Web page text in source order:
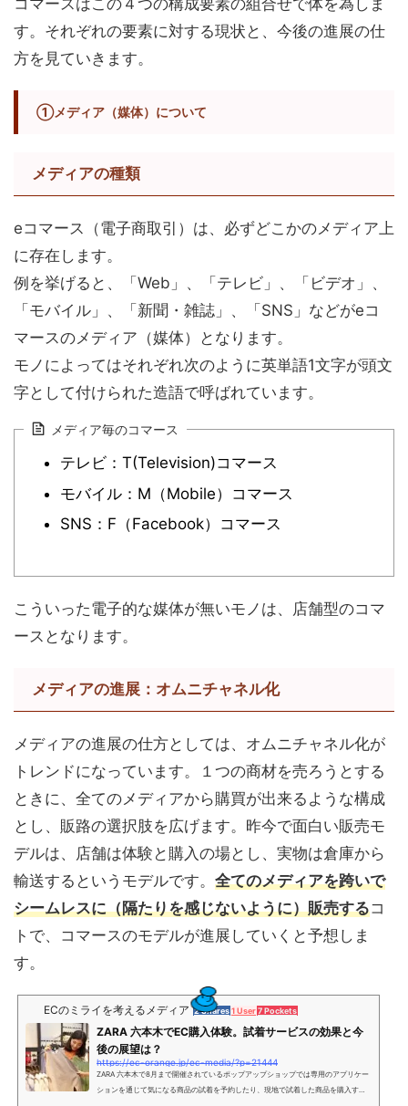
す。それぞれの要素に対する現状と、今後の進展の仕
方を見ていきます。
①メディア（媒体）について
メディアの種類
eコマース（電子商取引）は、必ずどこかのメディア上
に存在します。
例を挙げると、「Web」、「テレビ」、「ビデオ」、
「モバイル」、「新聞・雑誌」、「SNS」などがeコ
マースのメディア（媒体）となります。
モノによってはそれぞれ次のように英単語1文字が頭文
字として付けられた造語で呼ばれています。
メディア毎のコマース
テレビ：T(Television)コマース
モバイル：M（Mobile）コマース
SNS：F（Facebook）コマース
こういった電子的な媒体が無いモノは、店舗型のコマ
ースとなります。
メディアの進展：オムニチャネル化
メディアの進展の仕方としては、オムニチャネル化が
トレンドになっています。１つの商材を売ろうとする
ときに、全てのメディアから購買が出来るような構成
とし、販路の選択肢を広げます。昨今で面白い販売モ
デルは、店舗は体験と購入の場とし、実物は倉庫から
輸送するというモデルです。 全てのメディアを跨いで
シームレスに（隔たりを感じないように）販売するコ
トで、コマースのモデルが進展していくと予想しま
す。
ECのミライを考えるメディア 2 Shares1 User7 Pockets
ZARA 六本木でEC購入体験。試着サービスの効果と今
後の展望は？
https://ec-orange.jp/ec-media/?p=21444
ZARA 六本木で8月まで開催されているポップアップショップでは専用のアプリケー
ションを通じて気になる商品の試着を予約したり、現地で試着した商品を購入する